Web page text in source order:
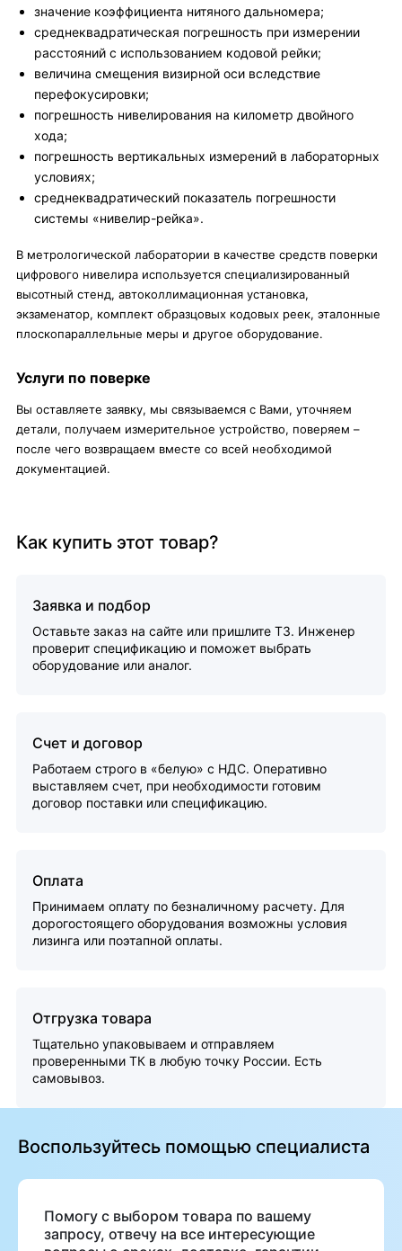
значение коэффициента нитяного дальномера;
среднеквадратическая погрешность при измерении
расстояний с использованием кодовой рейки;
величина смещения визирной оси вследствие
перефокусировки;
погрешность нивелирования на километр двойного
хода;
погрешность вертикальных измерений в лабораторных
условиях;
среднеквадратический показатель погрешности
системы «нивелир-рейка».
В метрологической лаборатории в качестве средств поверки
цифрового нивелира используется специализированный
высотный стенд, автоколлимационная установка,
экзаменатор, комплект образцовых кодовых реек, эталонные
плоскопараллельные меры и другое оборудование.
Услуги по поверке
Вы оставляете заявку, мы связываемся с Вами, уточняем
детали, получаем измерительное устройство, поверяем –
после чего возвращаем вместе со всей необходимой
документацией.
Как купить этот товар?
Заявка и подбор
Оставьте заказ на сайте или пришлите ТЗ. Инженер
проверит спецификацию и поможет выбрать
оборудование или аналог.
Счет и договор
Работаем строго в «белую» с НДС. Оперативно
выставляем счет, при необходимости готовим
договор поставки или спецификацию.
Оплата
Принимаем оплату по безналичному расчету. Для
дорогостоящего оборудования возможны условия
лизинга или поэтапной оплаты.
Отгрузка товара
Тщательно упаковываем и отправляем
проверенными ТК в любую точку России. Есть
самовывоз.
Воспользуйтесь помощью специалиста
Помогу с выбором товара по вашему
запросу, отвечу на все интересующие